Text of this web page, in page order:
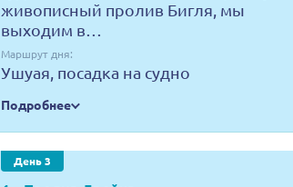
живописный пролив Бигля, мы
выходим в…
Маршрут дня:
Ушуая, посадка на судно
Подробнее
День 3